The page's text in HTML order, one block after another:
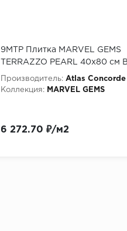
9MTP Плитка MARVEL GEMS
TERRAZZO PEARL 40x80 см
Производитель: Atlas
Коллекция:
MARVEL GEMS
6 272.70 ₽/м2